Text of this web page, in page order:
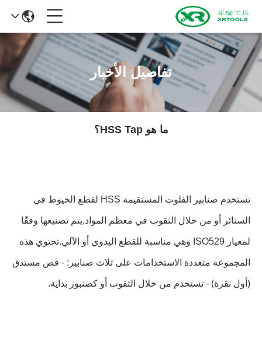
تفاصيل الأخبار
ما هو HSS Tap؟
تستخدم صنابير الفلوت المستقيمة HSS لقطع الخيوط في
الستائر أو من خلال الثقوب في معظم المواد.يتم تصنيعها وفقًا
لمعيار ISO529 وهي مناسبة للقطع اليدوي أو الآلي.تحتوي هذه
المجموعة متعددة الاستخدامات على ثلاث صنابير: - قص مستدق
(أول نقرة) - تستخدم من خلال الثقوب أو كصنبور بداية.